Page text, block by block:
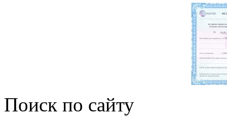
Поиск по сайту